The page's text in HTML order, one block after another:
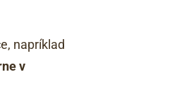
napríklad
v